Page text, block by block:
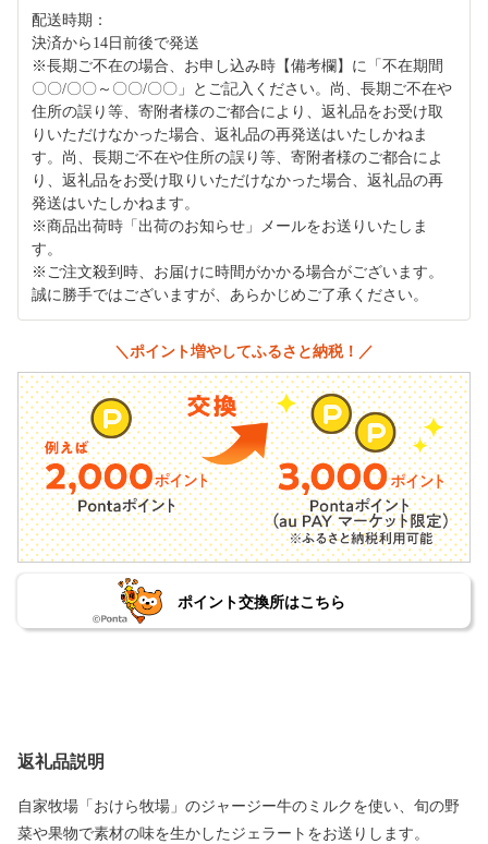
配送時期：
決済から14日前後で発送
※長期ご不在の場合、お申し込み時【備考欄】に「不在期間
〇〇/〇〇～〇〇/〇〇」とご記入ください。尚、長期ご不在や
住所の誤り等、寄附者様のご都合により、返礼品をお受け取
りいただけなかった場合、返礼品の再発送はいたしかねま
す。尚、長期ご不在や住所の誤り等、寄附者様のご都合によ
り、返礼品をお受け取りいただけなかった場合、返礼品の再
発送はいたしかねます。
※商品出荷時「出荷のお知らせ」メールをお送りいたしま
す。
※ご注文殺到時、お届けに時間がかかる場合がございます。
誠に勝手ではございますが、あらかじめご了承ください。
＼ポイント増やしてふるさと納税！／
ポイント交換所はこちら
返礼品説明
自家牧場「おけら牧場」のジャージー牛のミルクを使い、旬の野
菜や果物で素材の味を生かしたジェラートをお送りします。